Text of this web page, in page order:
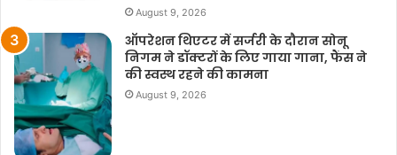
August 9, 2026
ऑपरेशन थिएटर में सर्जरी के दौरान सोनू
निगम ने डॉक्टरों के लिए गाया गाना, फैंस ने
की स्वस्थ रहने की कामना
August 9, 2026